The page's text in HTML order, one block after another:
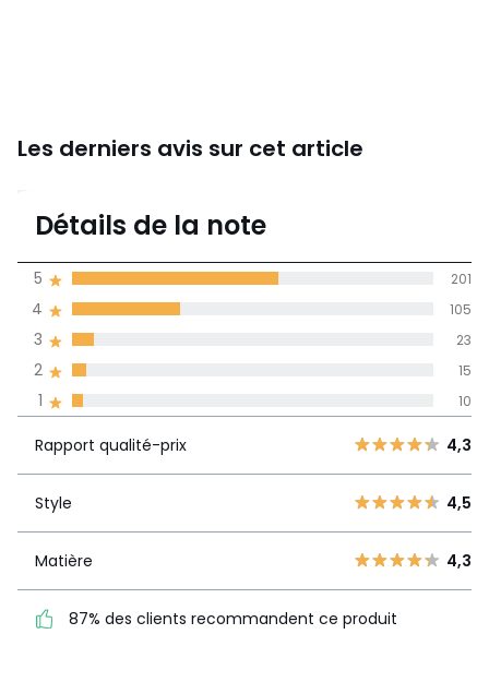
Les derniers avis sur cet article
4,3
moyenne des avis
dans toutes les
1 10
2
3 23
4
5 4,3
recommandent ce produit
Détails de la note
1 10
2 15
3 23
4 105
5 201
Rapport qualité-prix 4,3
Style 4,5
Matière 4,3
87% des clients recommandent ce produit